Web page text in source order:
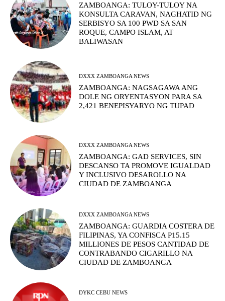
ZAMBOANGA: TULOY-TULOY NA
KONSULTA CARAVAN, NAGHATID NG
SERBISYO SA 100 PWD SA SAN
ROQUE, CAMPO ISLAM, AT
BALIWASAN
DXXX ZAMBOANGA NEWS
ZAMBOANGA: NAGSAGAWA ANG
DOLE NG ORYENTASYON PARA SA
2,421 BENEPISYARYO NG TUPAD
DXXX ZAMBOANGA NEWS
ZAMBOANGA: GAD SERVICES, SIN
DESCANSO TA PROMOVE IGUALDAD
Y INCLUSIVO DESAROLLO NA
CIUDAD DE ZAMBOANGA
DXXX ZAMBOANGA NEWS
ZAMBOANGA: GUARDIA COSTERA DE
FILIPINAS, YA CONFISCA P15.15
MILLIONES DE PESOS CANTIDAD DE
CONTRABANDO CIGARILLO NA
CIUDAD DE ZAMBOANGA
DYKC CEBU NEWS